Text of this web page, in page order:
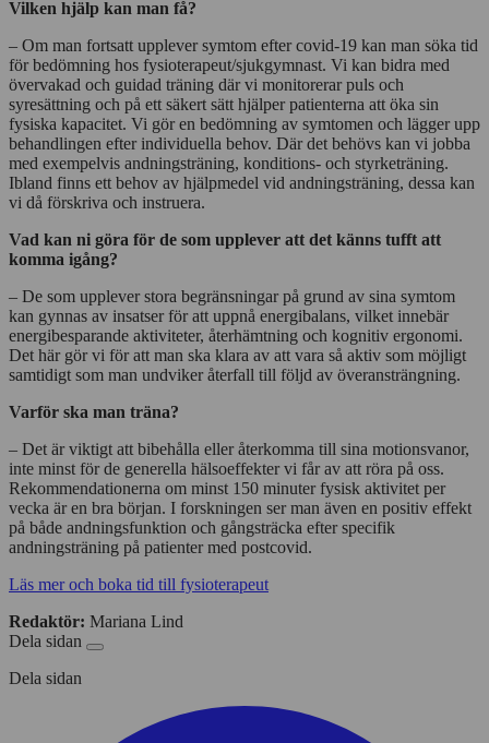
Vilken hjälp kan man få?
– Om man fortsatt upplever symtom efter covid-19 kan man söka tid
för bedömning hos fysioterapeut/sjukgymnast. Vi kan bidra med
övervakad och guidad träning där vi monitorerar puls och
syresättning och på ett säkert sätt hjälper patienterna att öka sin
fysiska kapacitet. Vi gör en bedömning av symtomen och lägger upp
behandlingen efter individuella behov. Där det behövs kan vi jobba
med exempelvis andningsträning, konditions- och styrketräning.
Ibland finns ett behov av hjälpmedel vid andningsträning, dessa kan
vi då förskriva och instruera.
Vad kan ni göra för de som upplever att det känns tufft att
komma igång?
– De som upplever stora begränsningar på grund av sina symtom
kan gynnas av insatser för att uppnå energibalans, vilket innebär
energibesparande aktiviteter, återhämtning och kognitiv ergonomi.
Det här gör vi för att man ska klara av att vara så aktiv som möjligt
samtidigt som man undviker återfall till följd av överansträngning.
Varför ska man träna?
– Det är viktigt att bibehålla eller återkomma till sina motionsvanor,
inte minst för de generella hälsoeffekter vi får av att röra på oss.
Rekommendationerna om minst 150 minuter fysisk aktivitet per
vecka är en bra början. I forskningen ser man även en positiv effekt
på både andningsfunktion och gångsträcka efter specifik
andningsträning på patienter med postcovid.
Läs mer och boka tid till fysioterapeut
Redaktör: Mariana Lind
Dela sidan
Dela sidan